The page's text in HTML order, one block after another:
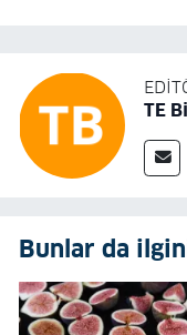
TE
Bunlar da